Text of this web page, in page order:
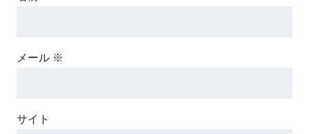
メール ※
サイト